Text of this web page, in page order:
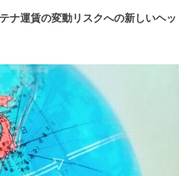
ナ運賃の変動リスクへの新しいヘッ